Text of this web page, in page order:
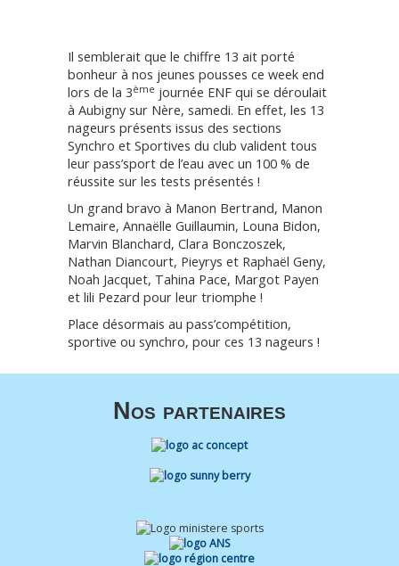
Il semblerait que le chiffre 13 ait porté
bonheur à nos jeunes pousses ce week end
lors de la 3ème journée ENF qui se déroulait
à Aubigny sur Nère, samedi. En effet, les 13
nageurs présents issus des sections
Synchro et Sportives du club valident tous
leur pass’sport de l’eau avec un 100 % de
réussite sur les tests présentés !
Un grand bravo à Manon Bertrand, Manon
Lemaire, Annaëlle Guillaumin, Louna Bidon,
Marvin Blanchard, Clara Bonczoszek,
Nathan Diancourt, Pieyrys et Raphaël Geny,
Noah Jacquet, Tahina Pace, Margot Payen
et lili Pezard pour leur triomphe !
Place désormais au pass’compétition,
sportive ou synchro, pour ces 13 nageurs !
Nos partenaires